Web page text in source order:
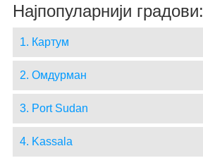
Најпопуларнији градови:
1. Картум
2. Омдурман
3. Port Sudan
4. Kassala